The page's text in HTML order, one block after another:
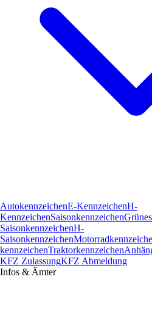
AutokennzeichenE-KennzeichenH-
KennzeichenSaisonkennzeichen
SaisonkennzeichenH-
Saisonkennzeichen
kennzeichenTraktorkennzeichen
KFZ ZulassungKFZ Abmeldung
Infos & Ämter